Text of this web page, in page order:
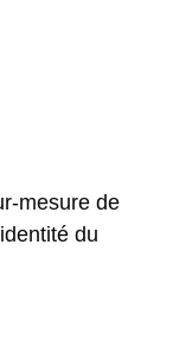
mesure de
du